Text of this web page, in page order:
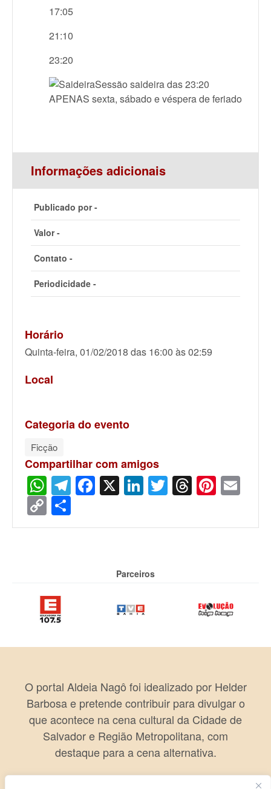
17:05
21:10
23:20
Sessão saideira das 23:20
APENAS sexta, sábado e véspera de feriado
Informações adicionais
Publicado por -
Valor -
Contato -
Periodicidade -
Horário
Quinta-feira, 01/02/2018 das 16:00 às 02:59
Local
Categoria do evento
Ficção
Compartilhar com amigos
WhatsApp
Telegram
Facebook
X LinkedIn
Twitter
Threads
Copy
Link
Parceiros
O portal Aldeia Nagô foi idealizado por Helder
Barbosa e pretende contribuir para divulgar o
que acontece na cena cultural da Cidade de
Salvador e Região Metropolitana, com
destaque para a cena alternativa.